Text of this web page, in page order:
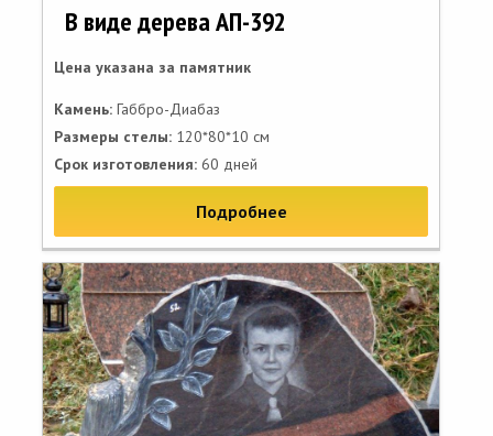
В виде дерева АП-392
Цена указана за памятник
Камень: Габбро-Диабаз
Размеры стелы: 120*80*10 см
Срок изготовления: 60 дней
Подробнее